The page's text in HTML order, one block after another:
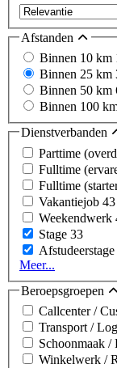
Afstanden
Binnen 10 km
Binnen 25 km
Binnen 50 km
Binnen 100
Dienstverbanden
Parttime
Fulltime
Fulltime
Vakantiejob 43
Weekendwerk
Stage 33
Afstudeerstage
Meer...
Beroepsgroepen
Callcenter /
Transport /
Schoonmaak /
Winkelwerk /